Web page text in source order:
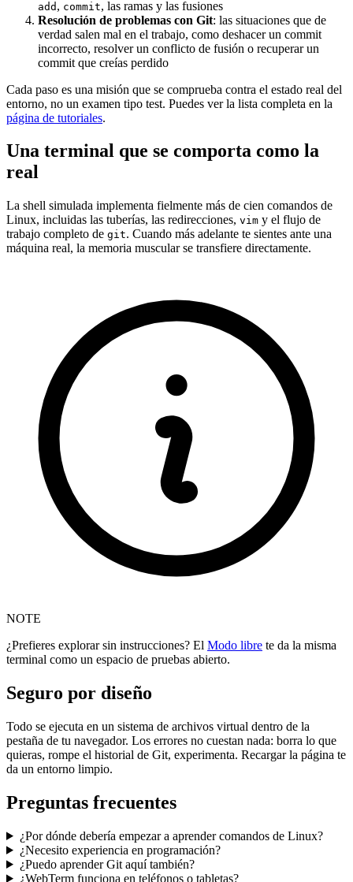
add , commit, las ramas y las fusiones
Resolución de problemas con Git: las situaciones que de
verdad salen mal en el trabajo, como deshacer un commit
incorrecto, resolver un conflicto de fusión o recuperar un
commit que creías perdido
Cada paso es una misión que se comprueba contra el estado real del
entorno, no un examen tipo test. Puedes ver la lista completa en la
página de tutoriales.
Una terminal que se comporta como la
real
La shell simulada implementa fielmente más de cien comandos de
Linux, incluidas las tuberías, las redirecciones, vim y el flujo de
trabajo completo de git. Cuando más adelante te sientes ante una
máquina real, la memoria muscular se transfiere directamente.
NOTE
¿Prefieres explorar sin instrucciones? El Modo libre te da la misma
terminal como un espacio de pruebas abierto.
Seguro por diseño
Todo se ejecuta en un sistema de archivos virtual dentro de la
pestaña de tu navegador. Los errores no cuestan nada: borra lo que
quieras, rompe el historial de Git, experimenta. Recargar la página te
da un entorno limpio.
Preguntas frecuentes
¿Por dónde debería empezar a aprender comandos de Linux?
¿Necesito experiencia en programación?
¿Puedo aprender Git aquí también?
¿WebTerm funciona en teléfonos o tabletas?